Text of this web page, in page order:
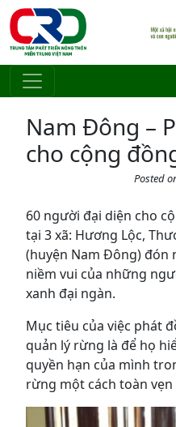
Skip to main content
Nam Đông –
cho cộng
Posted
60 người đại diện cho
tại 3 xã: Hương Lộc,
(huyện Nam Đông) đón
niềm vui của những
xanh đại ngàn.
Mục tiêu của việc phát
quản lý rừng là để họ
quyền hạn của mình
rừng một cách toàn vẹn